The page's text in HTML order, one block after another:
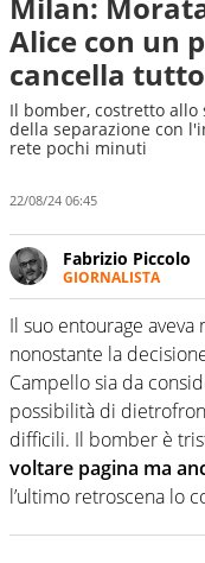
Alice con un
cancella tutto
Il bomber, costretto
della separazione con
rete pochi minuti
22/08/24 06:45
Fabrizio Piccolo
GIORNALISTA
Nella sua
sportive e
competenza,
prevalentemente
Il suo entourage
nonostante la
Campello sia da
possibilità di
difficili. Il bomber è
voltare pagina ma
l’ultimo retroscena lo